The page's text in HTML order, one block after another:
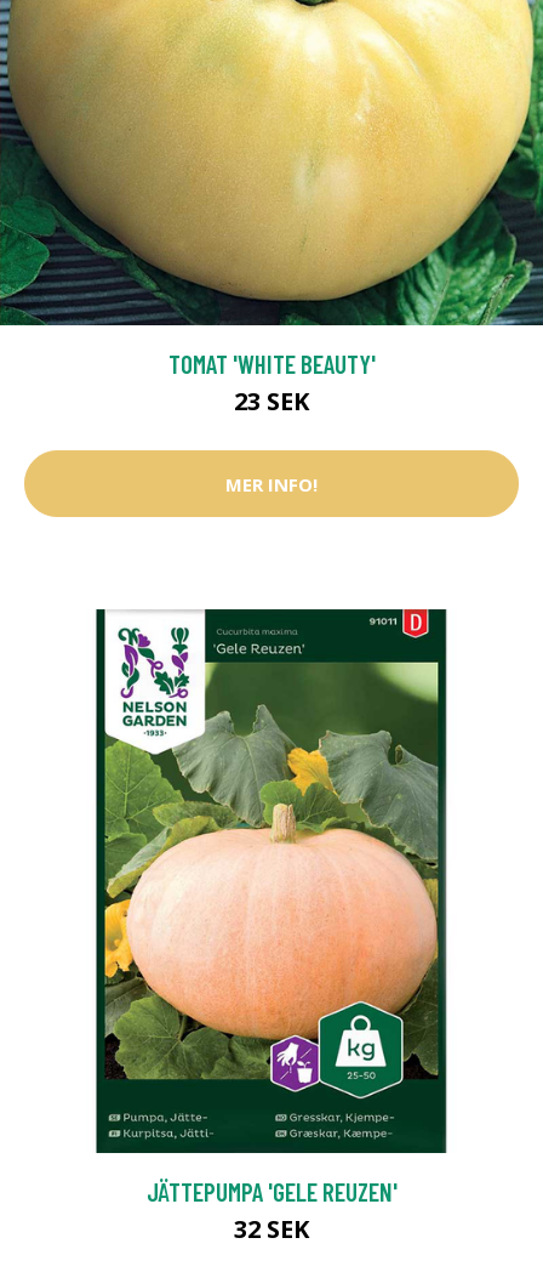
TOMAT 'WHITE BEAUTY'
23 SEK
MER INFO!
JÄTTEPUMPA 'GELE REUZEN'
32 SEK